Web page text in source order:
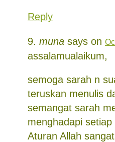
Reply
muna says on
assalamualaikum,
semoga sarah n
teruskan menulis
semangat sarah
menghadapi
Aturan Allah